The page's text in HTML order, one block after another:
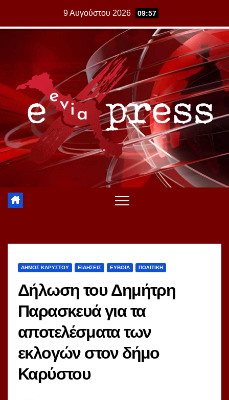
9 Αυγούστου 2026 09:57
ΔΗΜΟΣ ΚΑΡΥΣΤΟΥ ΕΙΔΗΣΕΙΣ ΕΥΒΟΙΑ ΠΟΛΙΤΙΚΗ
Δήλωση του Δημήτρη
Παρασκευά για τα
αποτελέσματα των
εκλογών στον δήμο
Καρύστου